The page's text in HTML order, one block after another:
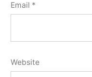
Email *
Website